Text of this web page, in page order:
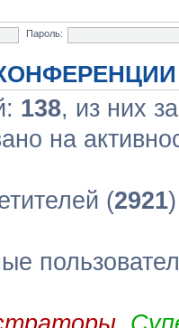
Пароль:
138, из них
на
(2921